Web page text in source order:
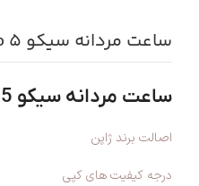
ساعت مردانه سیکو 5 seiko
ساعت مردانه سیکو 5 seiko
اصالت برند ژاپن
درجه کیفیت های کپی